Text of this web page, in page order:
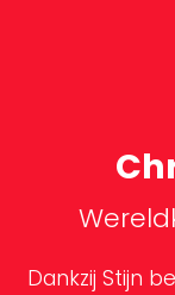
Dankzij Stijn